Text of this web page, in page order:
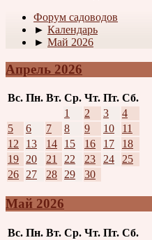
Форум садоводов
► Календарь
► Май 2026
Апрель 2026
Вс. Пн. Вт. Ср. Чт. Пт. Сб.
1
2 3
4
5
6 7 8 9 10
11
12
13 14 15 16 17
18
19
20 21 22 23 24
25
26
27 28 29 30
Май 2026
Вс. Пн. Вт. Ср. Чт. Пт. Сб.